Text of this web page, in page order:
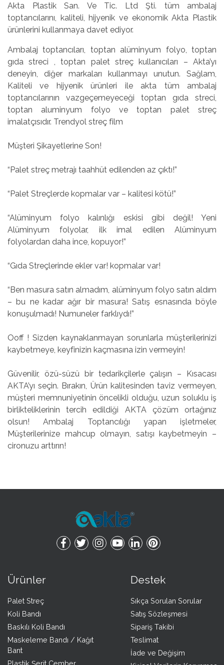
Akta Plastik San. Ve Tic. Ltd Şti. tüm ambalaj
toptancılarını, kaliteli, hijyenik ve ekonomik Akta Plastik
ürünlerini kullanmaya davet ediyor.
Ambalaj toptancıları, toptan alüminyum folyo, toptan
gıda streci , toptan palet streç kullanıcıları – Akta’yı
deneyin, diğer markaları kullanmayı unutun. Sağlam,
Kaliteli ve hijyenik ürünleri ile akta tüm ambalaj
toptancılarının vazgeçemeyeceği toptan gıda streci,
toptan aluminyum folyo ve toptan palet streç
imalatçısıdır. Trendyol streç film
Müşteri Şikayetlerine Son!
“Palet streç metrajı taahhüt edilenden az çıktı!”
“Palet Streçlerde kopmalar var – kalitesi kötü!”
“Alüminyum folyo kalınlığı eskisi gibi değil! Yeni
Alüminyum folyolar, ilk imal edilen Alüminyum
folyolardan daha ince, kopuyor!”
“Gıda Streçlerinde ekler var! kopmalar var!
“Ben masura satın almadım, alüminyum folyo satın aldım
– bu ne kadar ağır bir masura! Satış esnasında böyle
konuşulmadı! Numuneler farklıydı!”
Ooff ! Sizden kaynaklanmayan sorunlarla müşterilerinizi
kaybetmeye, keyfinizin kaçmasına izin vermeyin!
Güvenilir, özü-süzü bir tedarikçilerle çalışın – Kısacası
AKTA’yı seçin. Bırakın, Ürün kalitesinden taviz vermeyen,
müşteri memnuniyetinin öncelikli olduğu, uzun soluklu iş
birlikteliklerinin tercih edildiği AKTA çözüm ortağınız
olsun! Ambalaj Toptancılığı yapan işletmeler,
Müşterilerinize mahcup olmayın, satışı kaybetmeyin –
cironuzu arttırın!
Ürünler
Palet Streç
Koli Bandı
Baskılı Koli Bandı
Maskeleme Bandı / Kağıt
Bant
Plastik Şerit Cember
Destek
Sıkça Sorulan Sorular
Satış Sözleşmesi
Sipariş Takibi
Teslimat
İade ve Değişim